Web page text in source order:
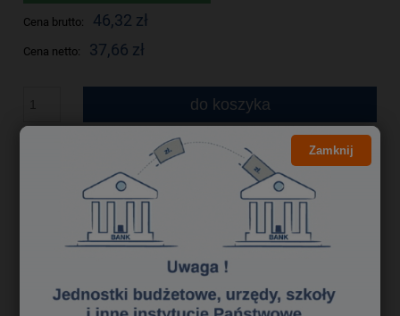
Cena brutto: 46,32 zł
Cena netto: 37,66 zł
do koszyka
dodaj do przechowalni
Kod produktu:
pdk0460187
zapytaj o produkt
poleć znajomemu
Opis
Zamknij